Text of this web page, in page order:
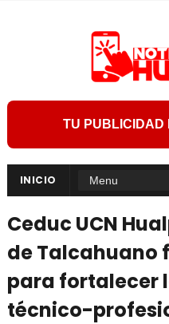
TU PUBLICIDAD
INICIO
Ceduc UCN
de Talcahuano
para fortalecer
técnico-